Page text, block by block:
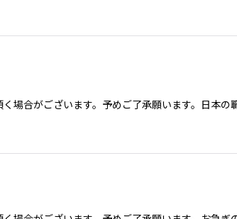
場合がございます。予めご了承願います。日本の